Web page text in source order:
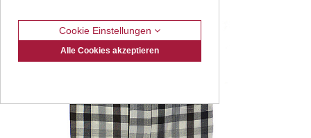
Cookie Einstellungen
Alle Cookies akzeptieren